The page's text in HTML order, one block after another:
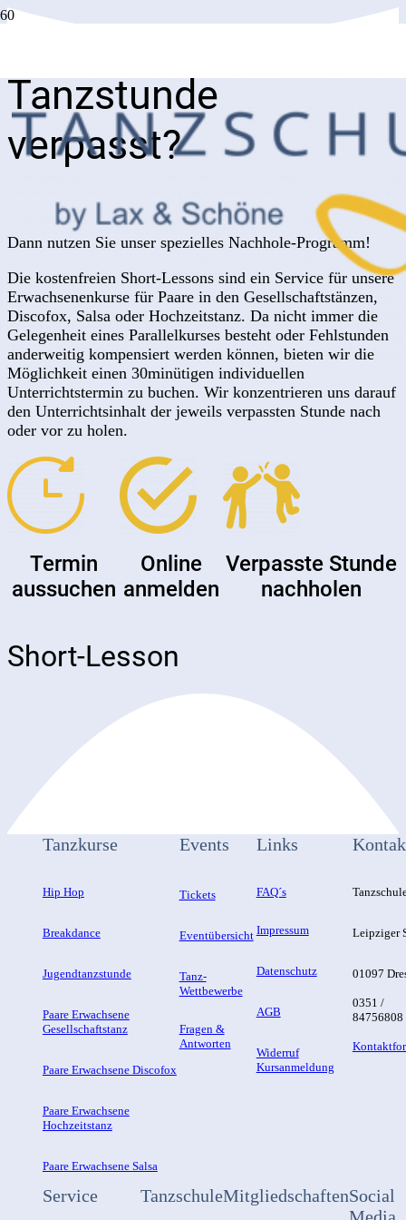
Tanzstunde
verpasst?
Dann nutzen Sie unser spezielles Nachhole-Programm!
Die kostenfreien Short-Lessons sind ein Service für unsere
Erwachsenenkurse für Paare in den Gesellschaftstänzen,
Discofox, Salsa oder Hochzeitstanz. Da nicht immer die
Gelegenheit eines Parallelkurses besteht oder Fehlstunden
anderweitig kompensiert werden können, bieten wir die
Möglichkeit einen 30minütigen individuellen
Unterrichtstermin zu buchen. Wir konzentrieren uns darauf
den Unterrichtsinhalt der jeweils verpassten Stunde nach
oder vor zu holen.
Termin
aussuchen
Online
anmelden
Verpasste Stunde
nachholen
Short-Lesson
Tanzkurse
Hip Hop
Breakdance
Jugendtanzstunde
Paare Erwachsene
Gesellschaftstanz
Paare Erwachsene Discofox
Paare Erwachsene
Hochzeitstanz
Paare Erwachsene Salsa
Events
Tickets
Eventübersicht
Tanz-
Wettbewerbe
Fragen &
Antworten
Links
FAQ´s
Impressum
Datenschutz
AGB
Widerruf
Kursanmeldung
Leipziger
01097
0351 /
84756808
Service TanzschuleMitgliedschaftenSocial